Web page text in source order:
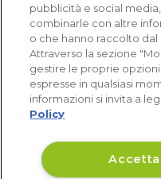
1.641 recensioni
Eccellente (4,8)
Acquisti
pubblicità e social
combinarle con altre
o che hanno raccolto dal
Attraverso la sezione
gestire le proprie
espresse in qualsiasi
informazioni si invita a
Policy